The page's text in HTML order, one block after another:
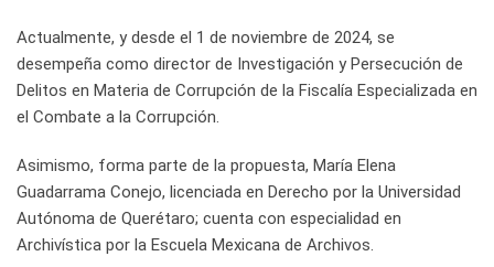
Actualmente, y desde el 1 de noviembre de 2024, se
desempeña como director de Investigación y Persecución de
Delitos en Materia de Corrupción de la Fiscalía Especializada en
el Combate a la Corrupción.
Asimismo, forma parte de la propuesta, María Elena
Guadarrama Conejo, licenciada en Derecho por la Universidad
Autónoma de Querétaro; cuenta con especialidad en
Archivística por la Escuela Mexicana de Archivos.